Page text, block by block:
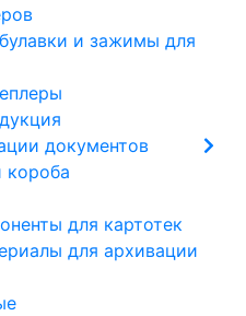
и зажимы для
документов
короба
для картотек
для архивации